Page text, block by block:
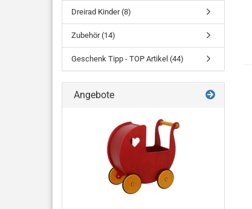
Dreirad Kinder (8)
Zubehör (14)
Geschenk Tipp - TOP Artikel (44)
Angebote